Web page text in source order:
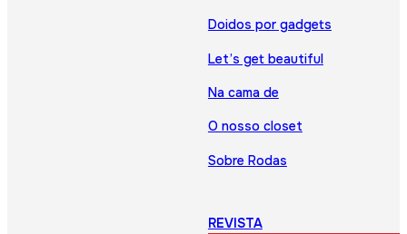
Doidos por gadgets
Let’s get beautiful
Na cama de
O nosso closet
Sobre Rodas
REVISTA